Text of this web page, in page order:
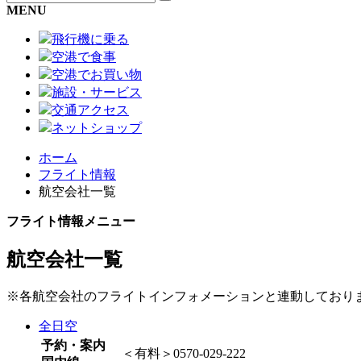
MENU
飛行機に乗る
空港で食事
空港でお買い物
施設・サービス
交通アクセス
ネットショップ
ホーム
フライト情報
航空会社一覧
フライト情報メニュー
航空会社一覧
※各航空会社のフライトインフォメーションと連動しており
全日空
予約・案内
＜有料＞ 0570-029-222